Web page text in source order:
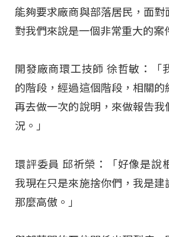
能夠要求廠商與部落居民，面
對我們來說是一個非常重大的案
開發廠商環工技師 徐哲敏：「
的階段，經過這個階段，相關
再去做一次的說明，來做報告我
況。」
環評委員 邱祈榮：「好像是說
我現在只是來施捨你們，我是建
那麼高傲。」